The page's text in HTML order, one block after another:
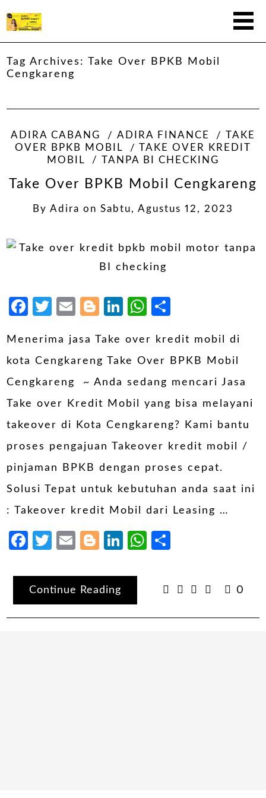
Tag Archives:Take Over BPKB Mobil
Cengkareng
ADIRA CABANG ADIRA FINANCE
TAKE
OVER BPKB MOBIL
TAKE OVER KREDIT
MOBIL
TANPA BI CHECKING
Take Over BPKB Mobil Cengkareng
By Adira on Sabtu, Agustus 12, 2023
Facebook
Twitter
EmailBlogger
LinkedIn
WhatsApp
Menerima jasa Take over kredit mobil di
kota Cengkareng Take Over BPKB Mobil
Cengkareng ~ Anda sedang mencari Jasa
Take over Kredit Mobil yang bisa melayani
takeover di Kota Cengkareng? Kami bantu
proses pengajuan Takeover kredit mobil /
pinjaman BPKB dengan proses cepat.
Solusi Tepat untuk kebutuhan anda saat ini
: Takeover kredit Mobil dari Leasing …
Facebook
Twitter
EmailBlogger
LinkedIn
WhatsApp
Continue Reading 0